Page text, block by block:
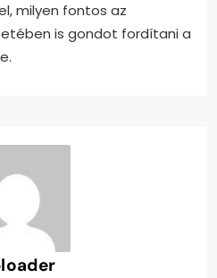
milyen fontos az
is gondot fordítani a